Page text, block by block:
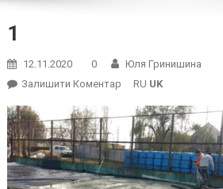
1
12.11.2020 0
Юля Гринишина
Залишити КоментарOn RU UK